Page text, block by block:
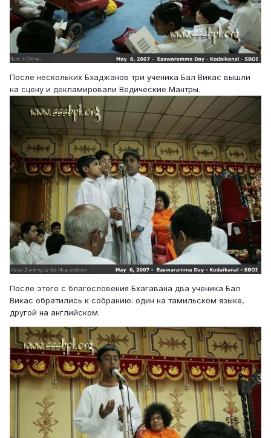
После нескольких Бхаджанов три ученика Бал Викас вышли
на сцену и декламировали Ведические Мантры.
После этого с благословения Бхагавана два ученика Бал
Викас обратились к собранию: один на тамильском языке,
другой на английском.